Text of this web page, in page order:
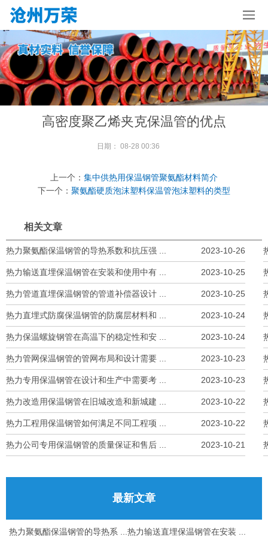
高密度聚乙烯夹克保温管的优点
日期： 08-28 00:36
上一个： 集中供热用保温钢管聚氨酯材料简介
下一个： 聚氨酯硬质泡沫塑料保温管泡沫塑料的类型
相关文章
热力聚氨酯保温钢管的导热系数和抗压强 ... 2023-10-26
热力输送直埋保温钢管在安装和使用中有 ... 2023-10-25
热力管道直埋保温钢管的管道补偿器设计 ... 2023-10-25
热力直埋式防腐保温钢管的防腐层材料和 ... 2023-10-24
热力保温螺旋钢管在高温下的稳定性和安 ... 2023-10-24
热力管网保温钢管的管网布局和设计需要 ... 2023-10-23
热力专用保温钢管在设计和生产中需要考 ... 2023-10-23
热力改造用保温钢管在旧城改造和新城建 ... 2023-10-22
热力工程用保温钢管如何满足不同工程项 ... 2023-10-22
热力公司专用保温钢管的质量保证和售后 ... 2023-10-21
最新文章
热力聚氨酯保温钢管的导热系 ... 热力输送直埋保温钢管在安装 ...